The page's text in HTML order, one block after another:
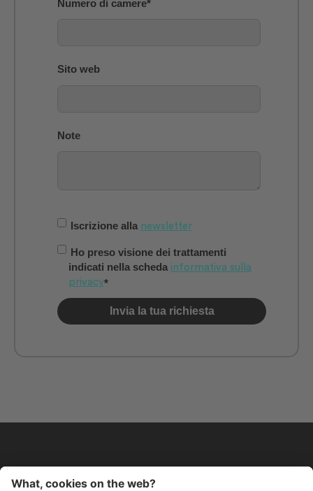
Numero di camere*
Sito web
Note
Iscrizione alla newsletter
Ho preso visione dei trattamenti
indicati nella scheda informativa sulla
privacy*